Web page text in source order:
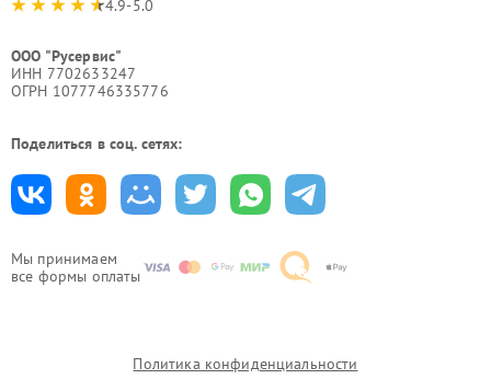
Мы принимаем
все формы оплаты
4.9-5.0
ООО "Русервис"
ИНН 7702633247
ОГРН 1077746335776
Поделиться в соц. сетях:
Политика конфиденциальности